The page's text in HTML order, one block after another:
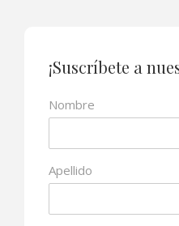
¡Suscríbete a
Nombre
Apellido